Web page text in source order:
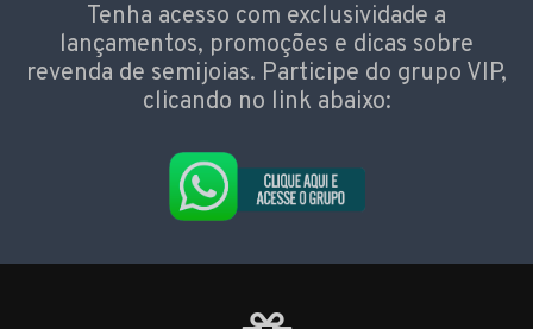
Tenha acesso com exclusividade a
lançamentos, promoções e dicas sobre
revenda de semijoias. Participe do grupo VIP,
clicando no link abaixo: